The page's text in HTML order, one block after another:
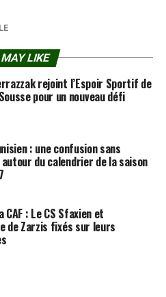
MAY LIKE
rejoint l’Espoir Sportif de
pour un nouveau défi
: une confusion sans
du calendrier de la saison
CAF : Le CS Sfaxien et
de Zarzis fixés sur leurs